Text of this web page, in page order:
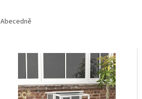
Abecedně